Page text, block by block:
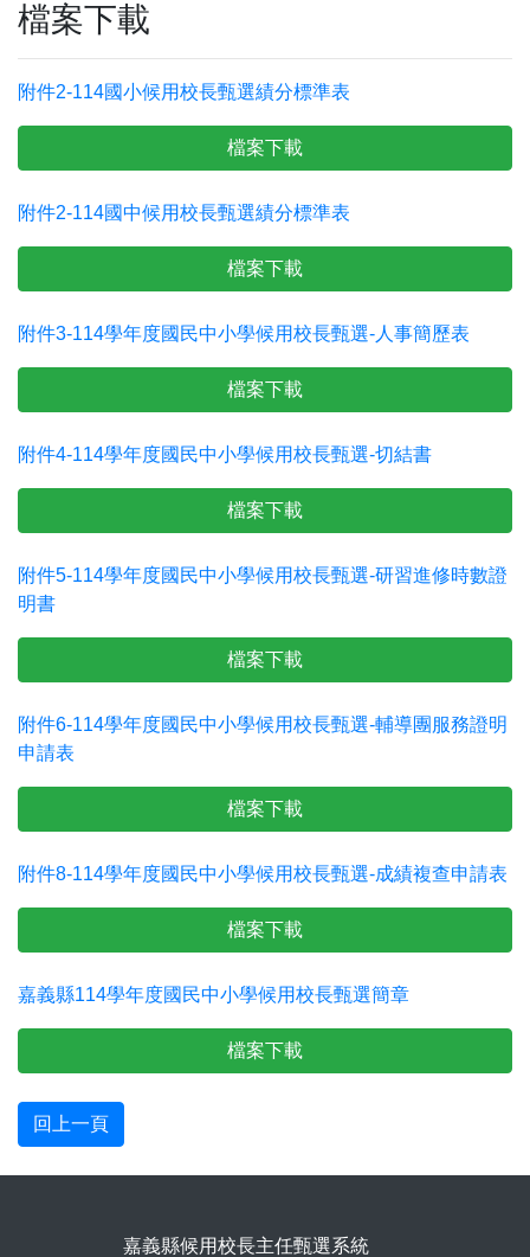
檔案下載
附件2-114國小候用校長甄選績分標準表
檔案下載
附件2-114國中候用校長甄選績分標準表
檔案下載
附件3-114學年度國民中小學候用校長甄選-人事簡歷表
檔案下載
附件4-114學年度國民中小學候用校長甄選-切結書
檔案下載
附件5-114學年度國民中小學候用校長甄選-研習進修時數證
明書
檔案下載
附件6-114學年度國民中小學候用校長甄選-輔導團服務證明
申請表
檔案下載
附件8-114學年度國民中小學候用校長甄選-成績複查申請表
檔案下載
嘉義縣114學年度國民中小學候用校長甄選簡章
檔案下載
回上一頁
嘉義縣候用校長主任甄選系統